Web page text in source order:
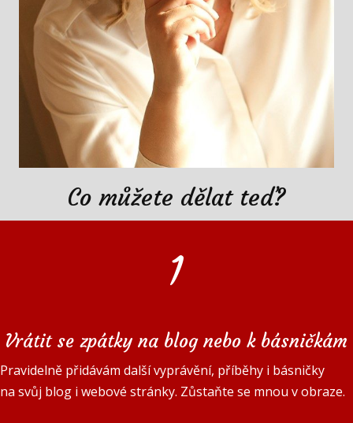
Co můžete dělat teď?
1
Vrátit se zpátky na blog nebo k básničkám
Pravidelně přidávám další vyprávění, příběhy i básničky
na svůj blog i webové stránky. Zůstaňte se mnou v obraze.